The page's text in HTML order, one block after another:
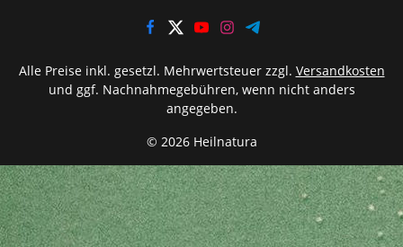
© 2026 Heilnatura
Alle Preise inkl. gesetzl. Mehrwertsteuer zzgl. Versandkosten
und ggf. Nachnahmegebühren, wenn nicht anders
angegeben.